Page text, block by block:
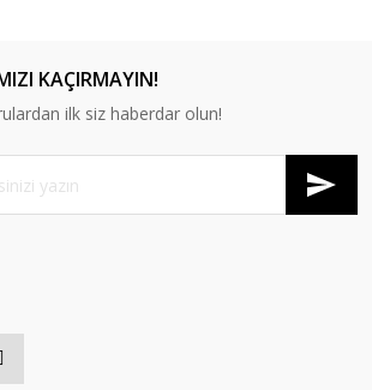
KAÇIRMAYIN!
ilk siz haberdar olun!